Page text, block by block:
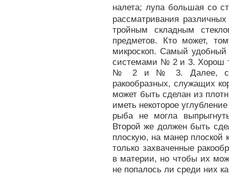
налета; лупа большая со
рассматривания
тройным складным
предметов. Кто может,
микроскоп. Самый
системами № 2 и 3. Хорош
№ 2 и № 3. Далее,
ракообразных, служащих
может быть сделан из
иметь некоторое
рыба не могла
Второй же должен быть
плоскую, на манер плоской
только захваченные
в материи, но чтобы их
не попалось ли среди них